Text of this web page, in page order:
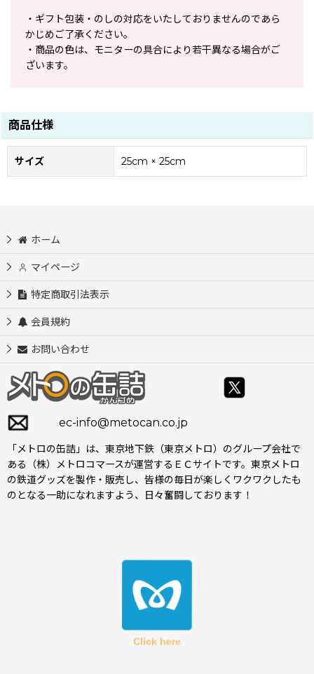
・ギフト包装・のしの対応をいたしておりませんのであら
かじめご了承ください。
・商品の色は、モニターの具合により若干異なる場合がご
ざいます。
商品仕様
サイズ 25cm × 25cm
ホーム
マイページ
特定商取引法表示
会員規約
お問い合わせ
ec-info@metocan.co.jp
「メトロの缶詰」は、東京地下鉄（東京メトロ）のグループ会社で
ある（株）メトロコマースが運営するＥＣサイトです。東京メトロ
の鉄道グッズを製作・販売し、皆様の毎日が楽しくワクワクしたも
のとなる一助になれますよう、日々奮闘しております！
Click here